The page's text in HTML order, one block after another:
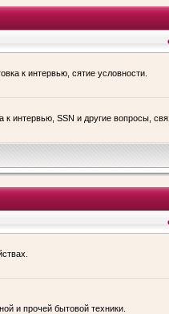
к интервью, сятие условности.
к интервью, SSN и другие вопросы,
и прочей бытовой техники.